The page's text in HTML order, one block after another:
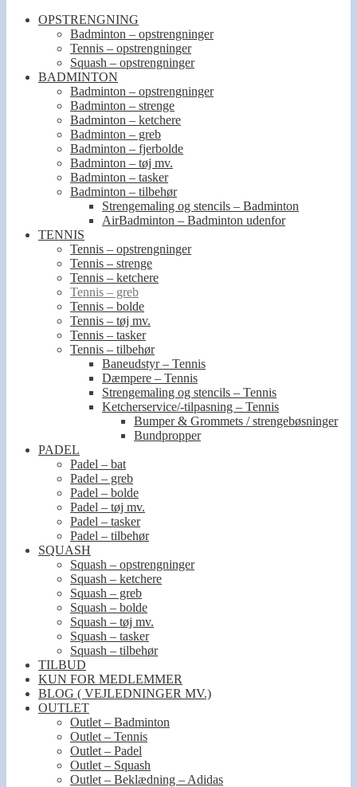
OPSTRENGNING
Badminton – opstrengninger
Tennis – opstrengninger
Squash – opstrengninger
BADMINTON
Badminton – opstrengninger
Badminton – strenge
Badminton – ketchere
Badminton – greb
Badminton – fjerbolde
Badminton – tøj mv.
Badminton – tasker
Badminton – tilbehør
Strengemaling og stencils – Badminton
AirBadminton – Badminton udenfor
TENNIS
Tennis – opstrengninger
Tennis – strenge
Tennis – ketchere
Tennis – greb
Tennis – bolde
Tennis – tøj mv.
Tennis – tasker
Tennis – tilbehør
Baneudstyr – Tennis
Dæmpere – Tennis
Strengemaling og stencils – Tennis
Ketcherservice/-tilpasning – Tennis
Bumper & Grommets / strengebøsninger
Bundpropper
PADEL
Padel – bat
Padel – greb
Padel – bolde
Padel – tøj mv.
Padel – tasker
Padel – tilbehør
SQUASH
Squash – opstrengninger
Squash – ketchere
Squash – greb
Squash – bolde
Squash – tøj mv.
Squash – tasker
Squash – tilbehør
TILBUD
KUN FOR MEDLEMMER
BLOG ( VEJLEDNINGER MV.)
OUTLET
Outlet – Badminton
Outlet – Tennis
Outlet – Padel
Outlet – Squash
Outlet – Beklædning – Adidas